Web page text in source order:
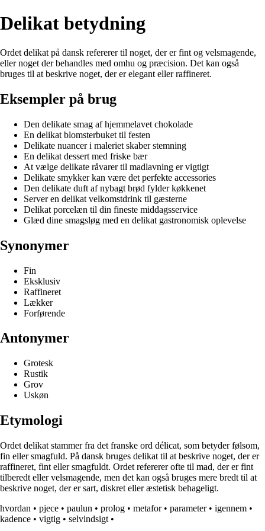
Delikat betydning
Ordet delikat på dansk refererer til noget, der er fint og velsmagende,
eller noget der behandles med omhu og præcision. Det kan også
bruges til at beskrive noget, der er elegant eller raffineret.
Eksempler på brug
Den delikate smag af hjemmelavet chokolade
En delikat blomsterbuket til festen
Delikate nuancer i maleriet skaber stemning
En delikat dessert med friske bær
At vælge delikate råvarer til madlavning er vigtigt
Delikate smykker kan være det perfekte accessories
Den delikate duft af nybagt brød fylder køkkenet
Server en delikat velkomstdrink til gæsterne
Delikat porcelæn til din fineste middagsservice
Glæd dine smagsløg med en delikat gastronomisk oplevelse
Synonymer
Fin
Eksklusiv
Raffineret
Lækker
Forførende
Antonymer
Grotesk
Rustik
Grov
Uskøn
Etymologi
Ordet delikat stammer fra det franske ord délicat, som betyder følsom,
fin eller smagfuld. På dansk bruges delikat til at beskrive noget, der er
raffineret, fint eller smagfuldt. Ordet refererer ofte til mad, der er fint
tilberedt eller velsmagende, men det kan også bruges mere bredt til at
beskrive noget, der er sart, diskret eller æstetisk behageligt.
hvordan • pjece • paulun • prolog • metafor• parameter• igennem •
kadence • vigtig • selvindsigt •